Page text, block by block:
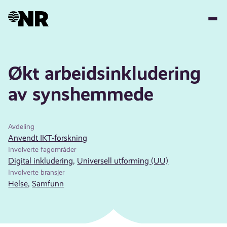
Økt arbeidsinkludering
av synshemmede
Avdeling
Anvendt IKT-forskning
Involverte fagområder
Digital inkludering, Universell utforming (UU)
Involverte bransjer
Helse,Samfunn